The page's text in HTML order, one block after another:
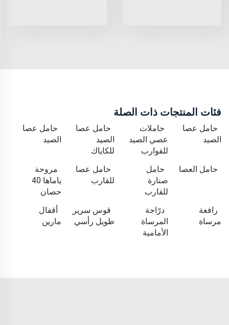
فئات المنتجات ذات الصلة
حامل عصا
الصيد
حاملات
عصي الصيد
للقوارب
حامل عصا
الصيد
للكاياك
حامل عصا
الصيد
حامل العصا
حامل
صنارة
للقارب
حامل عصا
للقارب
مروحة
ياماها 40
حصان
رافعة
مرساة
درّاجة
المرساة
الأمامية
قوس سرير
طويل رأسي
أقفال
مارين